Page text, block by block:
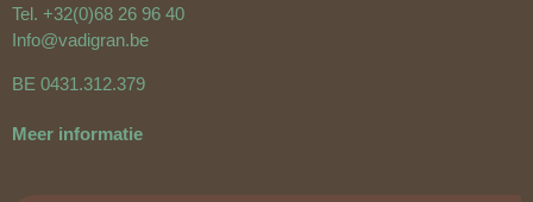
Tel. +32(0)68 26 96 40
Info@vadigran.be
BE 0431.312.379
Meer informatie